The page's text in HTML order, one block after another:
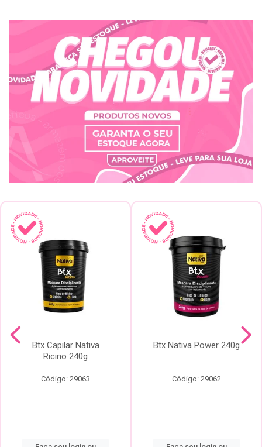
Btx Capilar Nativa
Ricino 240g
Código: 29063
Btx Nativa Power 240g
Código: 29062